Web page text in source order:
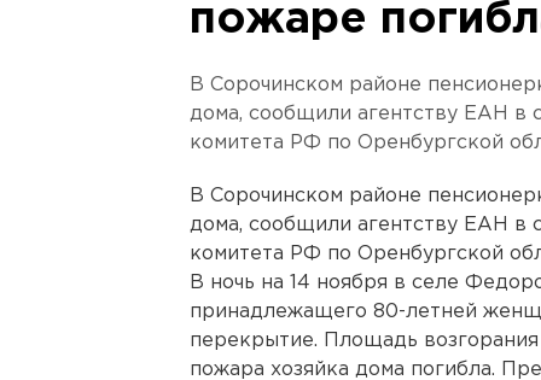
пожаре
В Сорочинском районе
дома, сообщили агентству ЕАН в
комитета РФ по Оренбургской
В Сорочинском районе
дома, сообщили агентству ЕАН в
комитета РФ по Оренбургской
В ночь на 14 ноября в селе
принадлежащего 80-летней
перекрытие. Площадь
пожара хозяйка дома погибла.